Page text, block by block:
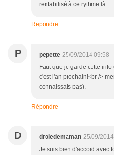
rentabilisé à ce rythme là.
Répondre
P pepette 25/09/2014 09:58
Faut que je garde cette
c'est l'an prochain!<br />
connaissais pas).
Répondre
D droledemaman 25/09/
Je suis bien d'accord avec